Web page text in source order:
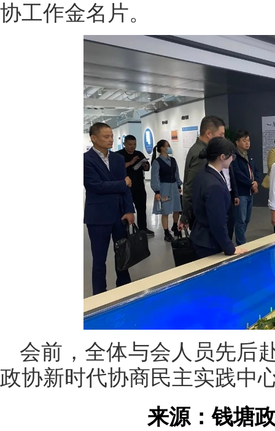
协工作金名片。
会前，全体与会人员先后
政协新时代协商民主实践中
来源：钱